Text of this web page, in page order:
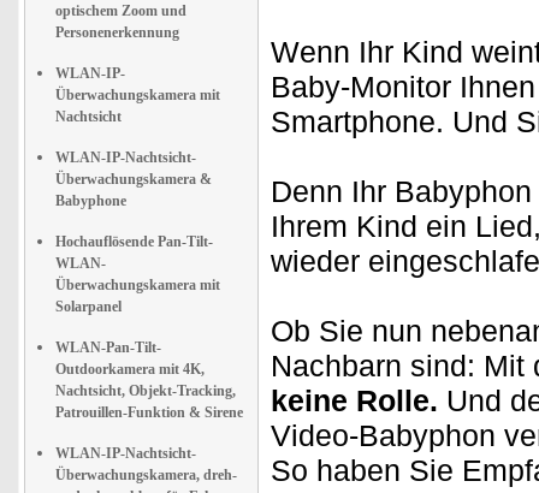
optischem Zoom und
Personenerkennung
WLAN-IP-
Überwachungskamera mit
Nachtsicht
WLAN-IP-Nachtsicht-
Überwachungskamera &
Babyphone
Hochauflösende Pan-Tilt-
WLAN-
Überwachungskamera mit
Solarpanel
WLAN-Pan-Tilt-
Outdoorkamera mit 4K,
Nachtsicht, Objekt-Tracking,
Patrouillen-Funktion & Sirene
WLAN-IP-Nachtsicht-
Überwachungskamera, dreh-
Wenn Ihr Kind
Baby-Monitor
Smartphone. Und
Denn Ihr
Ihrem Kind ein
wieder
Ob Sie nun
Nachbarn sind:
keine Rolle. Und
Video-Babyphon
So haben Sie